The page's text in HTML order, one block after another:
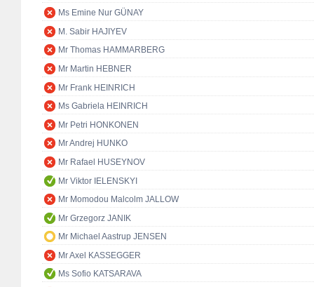
Ms Emine Nur GÜNAY
M. Sabir HAJIYEV
Mr Thomas HAMMARBERG
Mr Martin HEBNER
Mr Frank HEINRICH
Ms Gabriela HEINRICH
Mr Petri HONKONEN
Mr Andrej HUNKO
Mr Rafael HUSEYNOV
Mr Viktor IELENSKYI
Mr Momodou Malcolm JALLOW
Mr Grzegorz JANIK
Mr Michael Aastrup JENSEN
Mr Axel KASSEGGER
Ms Sofio KATSARAVA